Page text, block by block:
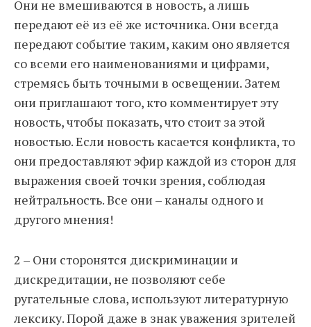
Они не вмешиваются в новость, а лишь
передают её из её же источника. Они всегда
передают событие таким, каким оно является
со всеми его наименованиями и цифрами,
стремясь быть точными в освещении. Затем
они приглашают того, кто комментирует эту
новость, чтобы показать, что стоит за этой
новостью. Если новость касается конфликта, то
они предоставляют эфир каждой из сторон для
выражения своей точки зрения, соблюдая
нейтральность. Все они – каналы одного и
другого мнения!
2 – Они сторонятся дискриминации и
дискредитации, не позволяют себе
ругательные слова, используют литературную
лексику. Порой даже в знак уважения зрителей